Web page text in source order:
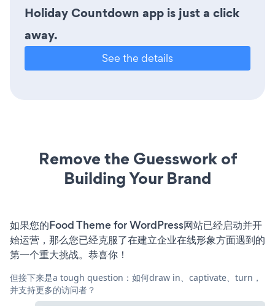
Holiday Countdown app is just a click
away.
See the details
Remove the Guesswork of
Building Your Brand
如果您的Food Theme for WordPress网站已经启动并开
始运营，那么您已经克服了在建立企业在线形象方面遇到的
第一个重大挑战。恭喜你！
但接下来是a tough question：如何draw in、captivate、turn，
并支持更多的访问者？